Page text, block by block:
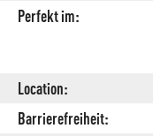
Perfekt im:
Location:
Barrierefreiheit: